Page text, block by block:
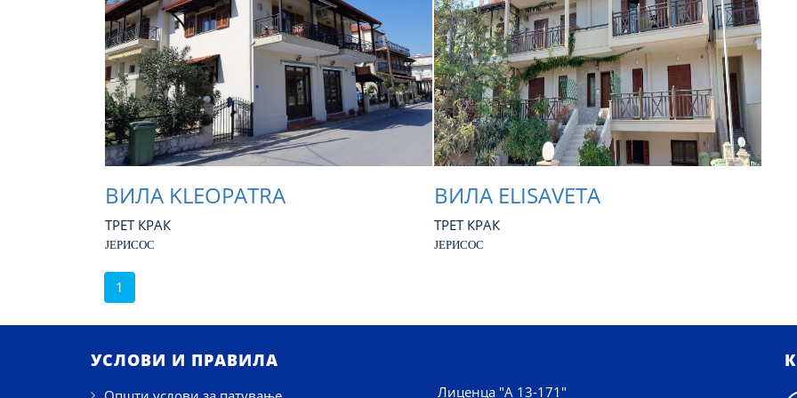
ВИЛА KLEOPATRA
ТРЕТ КРАК
ЈЕРИСОС
ВИЛА ELISAVETA
ТРЕТ КРАК
ЈЕРИСОС
1
УСЛОВИ И ПРАВИЛА
Лиценца "А 13-171"